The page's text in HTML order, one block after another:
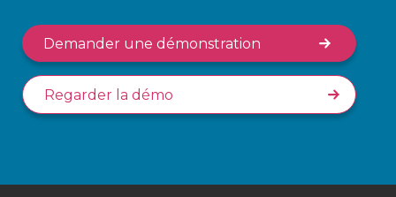
Demander une démonstration
Regarder la démo